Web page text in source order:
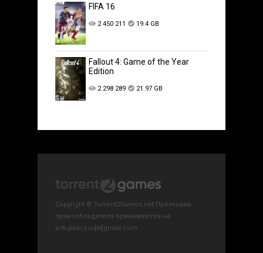
FIFA 16
2 450 211 19.4 GB
Fallout 4: Game of the Year
Edition
2 298 289 21.97 GB
Copyright © Torrent2Games.net Претензии
правообладателя принимаются на
anti.piracy.ru[at]gmail.com